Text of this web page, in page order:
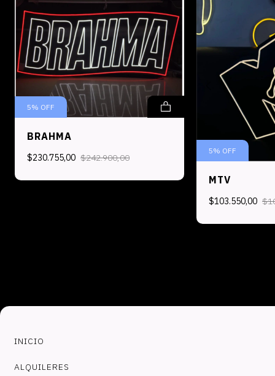
5% OFF
BRAHMA
$230.755,00 $242.900,00
5% OFF
MTV
$103.550,00
INICIO
ALQUILERES